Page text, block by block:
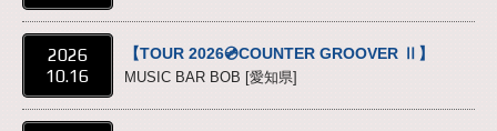
2026
10.16
【TOUR 2026💿COUNTER GROOVER Ⅱ】
MUSIC BAR BOB [愛知県]